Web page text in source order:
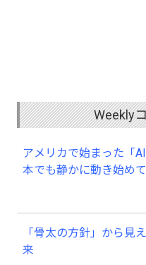
Weekly
アメリカで始まった「
本でも静かに動き始め
業経営者が今、見直す
「骨太の方針」から見
来